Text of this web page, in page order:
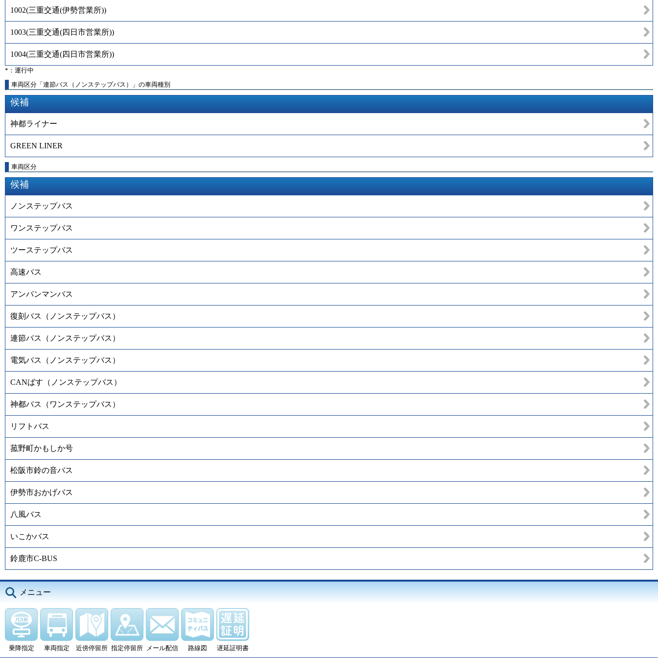
1002(三重交通(伊勢営業所))
1003(三重交通(四日市営業所))
1004(三重交通(四日市営業所))
*：運行中
車両区分「連節バス（ノンステップバス）」の車両種別
候補
神都ライナー
GREEN LINER
車両区分
候補
ノンステップバス
ワンステップバス
ツーステップバス
高速バス
アンパンマンバス
復刻バス（ノンステップバス）
連節バス（ノンステップバス）
電気バス（ノンステップバス）
CANばす（ノンステップバス）
神都バス（ワンステップバス）
リフトバス
菰野町かもしか号
松阪市鈴の音バス
伊勢市おかげバス
八風バス
いこかバス
鈴鹿市C-BUS
メニュー
乗降指定 車両指定 近傍停留所 指定停留所 メール配信 路線図 遅延証明書